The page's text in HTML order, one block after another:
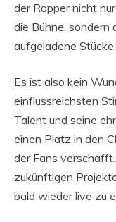
der Rapper nicht
die Bühne, sondern
aufgeladene Stücke.
Es ist also kein
einflussreichsten
Talent und seine
einen Platz in den
der Fans
zukünftigen
bald wieder live zu